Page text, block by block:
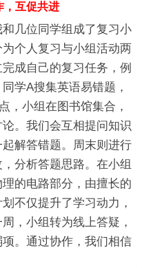
，互促共进
几位同学组成了复习小
个人复习与小组活动两
成自己的复习任务，例
学A搜集英语易错题，
，小组在图书馆集合，
。我们会互相提问知识
解答错题。周末则进行
分析答题思路。在小组
的电路部分，由擅长的
不仅提升了学习动力，
，小组转为线上答疑，
。通过协作，我们相信